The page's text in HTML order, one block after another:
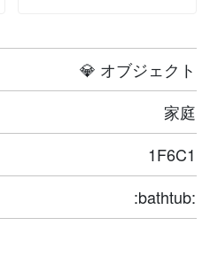
💎 オブジェクト
家庭
1F6C1
:bathtub: